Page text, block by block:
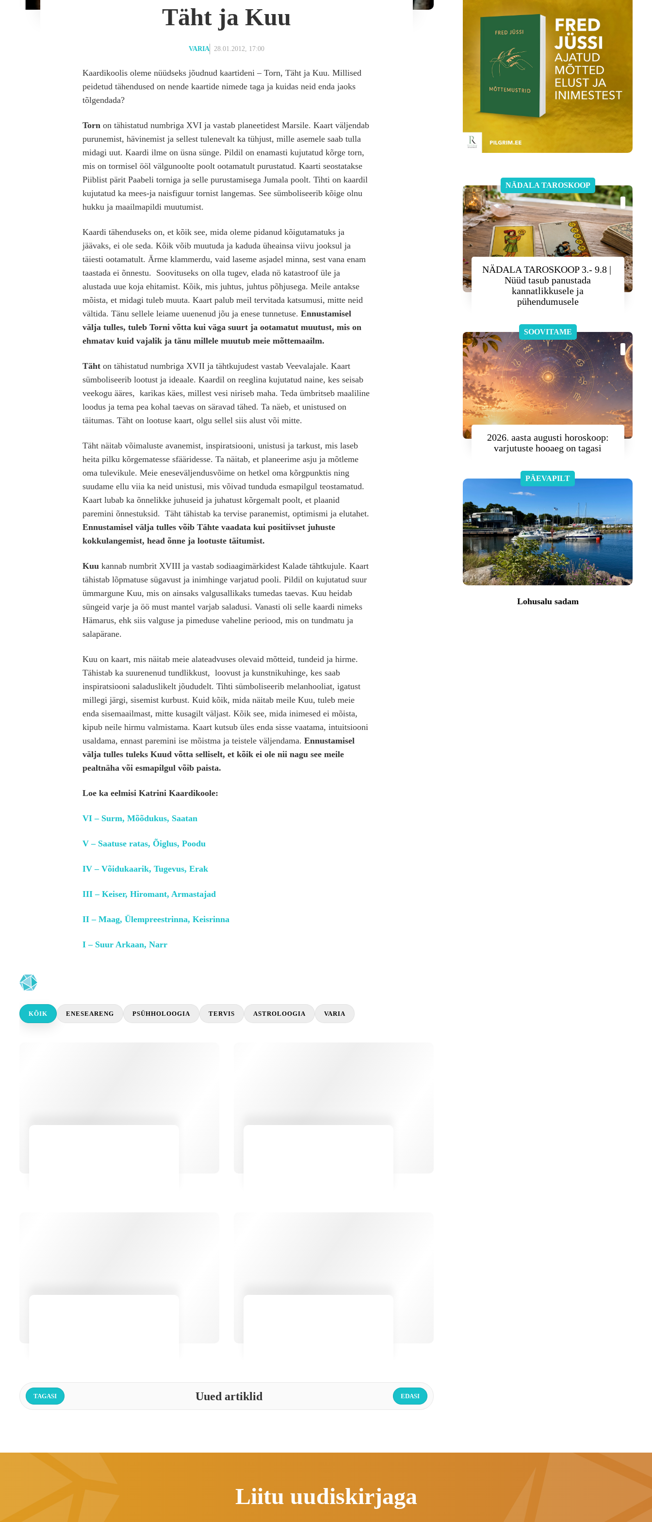
Täht ja Kuu
VARIA 28.01.2012, 17:00
Kaardikoolis oleme nüüdseks jõudnud kaartideni – Torn, Täht ja Kuu. Millised
peidetud tähendused on nende kaartide nimede taga ja kuidas neid enda jaoks
tõlgendada?
Torn on tähistatud numbriga XVI ja vastab planeetidest Marsile. Kaart väljendab
purunemist, hävinemist ja sellest tulenevalt ka tühjust, mille asemele saab tulla
midagi uut. Kaardi ilme on üsna sünge. Pildil on enamasti kujutatud kõrge torn,
mis on tormisel ööl välgunoolte poolt ootamatult purustatud. Kaarti seostatakse
Piiblist pärit Paabeli torniga ja selle purustamisega Jumala poolt. Tihti on kaardil
kujutatud ka mees-ja naisfiguur tornist langemas. See sümboliseerib kõige olnu
hukku ja maailmapildi muutumist.
Kaardi tähenduseks on, et kõik see, mida oleme pidanud kõigutamatuks ja
jäävaks, ei ole seda. Kõik võib muutuda ja kaduda üheainsa viivu jooksul ja
täiesti ootamatult. Ärme klammerdu, vaid laseme asjadel minna, sest vana enam
taastada ei õnnestu. Soovituseks on olla tugev, elada nö katastroof üle ja
alustada uue koja ehitamist. Kõik, mis juhtus, juhtus põhjusega. Meile antakse
mõista, et midagi tuleb muuta. Kaart palub meil tervitada katsumusi, mitte neid
vältida. Tänu sellele leiame uuenenud jõu ja enese tunnetuse. Ennustamisel
välja tulles, tuleb Torni võtta kui väga suurt ja ootamatut muutust, mis on
ehmatav kuid vajalik ja tänu millele muutub meie mõttemaailm.
Täht on tähistatud numbriga XVII ja tähtkujudest vastab Veevalajale. Kaart
sümboliseerib lootust ja ideaale. Kaardil on reeglina kujutatud naine, kes seisab
veekogu ääres, karikas käes, millest vesi niriseb maha. Teda ümbritseb maaliline
loodus ja tema pea kohal taevas on säravad tähed. Ta näeb, et unistused on
täitumas. Täht on lootuse kaart, olgu sellel siis alust või mitte.
Täht näitab võimaluste avanemist, inspiratsiooni, unistusi ja tarkust, mis laseb
heita pilku kõrgematesse sfääridesse. Ta näitab, et planeerime asju ja mõtleme
oma tulevikule. Meie eneseväljendusvõime on hetkel oma kõrgpunktis ning
suudame ellu viia ka neid unistusi, mis võivad tunduda esmapilgul teostamatud.
Kaart lubab ka õnnelikke juhuseid ja juhatust kõrgemalt poolt, et plaanid
paremini õnnestuksid. Täht tähistab ka tervise paranemist, optimismi ja elutahet.
Ennustamisel välja tulles võib Tähte vaadata kui positiivset juhuste
kokkulangemist, head õnne ja lootuste täitumist.
Kuu kannab numbrit XVIII ja vastab sodiaagimärkidest Kalade tähtkujule. Kaart
tähistab lõpmatuse sügavust ja inimhinge varjatud pooli. Pildil on kujutatud suur
ümmargune Kuu, mis on ainsaks valgusallikaks tumedas taevas. Kuu heidab
süngeid varje ja öö must mantel varjab saladusi. Vanasti oli selle kaardi nimeks
Hämarus, ehk siis valguse ja pimeduse vaheline periood, mis on tundmatu ja
salapärane.
Kuu on kaart, mis näitab meie alateadvuses olevaid mõtteid, tundeid ja hirme.
Tähistab ka suurenenud tundlikkust, loovust ja kunstnikuhinge, kes saab
inspiratsiooni saladuslikelt jõududelt. Tihti sümboliseerib melanhooliat, igatust
millegi järgi, sisemist kurbust. Kuid kõik, mida näitab meile Kuu, tuleb meie
enda sisemaailmast, mitte kusagilt väljast. Kõik see, mida inimesed ei mõista,
kipub neile hirmu valmistama. Kaart kutsub üles enda sisse vaatama, intuitsiooni
usaldama, ennast paremini ise mõistma ja teistele väljendama. Ennustamisel
välja tulles tuleks Kuud võtta selliselt, et kõik ei ole nii nagu see meile
pealtnäha või esmapilgul võib paista.
Loe ka eelmisi Katrini Kaardikoole:
VI – Surm, Mõõdukus, Saatan
V – Saatuse ratas, Õiglus, Poodu
IV – Võidukaarik, Tugevus, Erak
III – Keiser, Hiromant, Armastajad
II – Maag, Ülempreestrinna, Keisrinna
I – Suur Arkaan, Narr
KÕIK ENESEARENG PSÜHHOLOOGIA TERVIS ASTROLOOGIA VARIA
TAGASI Uued artiklid EDASI
NÄDALA TAROSKOOP
NÄDALA TAROSKOOP 3.- 9.8 |
Nüüd tasub panustada
kannatlikkusele ja
pühendumusele
SOOVITAME
2026. aasta augusti horoskoop:
varjutuste hooaeg on tagasi
PÄEVAPILT
Lohusalu sadam
Liitu uudiskirjaga